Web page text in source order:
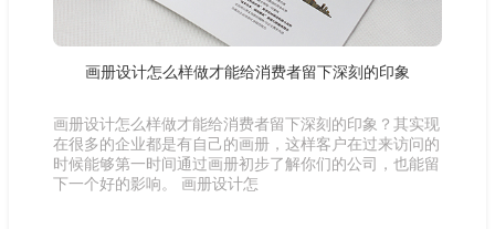
画册设计怎么样做才能给消费者留下深刻的印象
画册设计怎么样做才能给消费者留下深刻的印象？其实现
在很多的企业都是有自己的画册，这样客户在过来访问的
时候能够第一时间通过画册初步了解你们的公司，也能留
下一个好的影响。 画册设计怎